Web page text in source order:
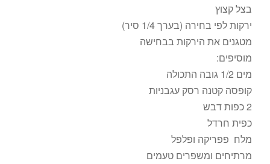
בצל קצוץ
ירקות לפי בחירה (בערך 1/4 סיר)
מטגנים את הירקות בבחישה
מוסיפים:
מים 1/2 גובה התכולה
קופסה קטנה רסק עגבניות
2 כפות דבש
כפית חרדל
מלח פפריקה ופלפל
מרתיחים ומשפרים טעמים